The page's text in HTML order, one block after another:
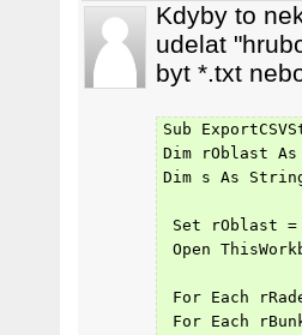
Kdyby to
udelat
byt *.txt
Sub
Dim rOblast As
Dim s As
Set rOblast =
Open
For Each
For Each